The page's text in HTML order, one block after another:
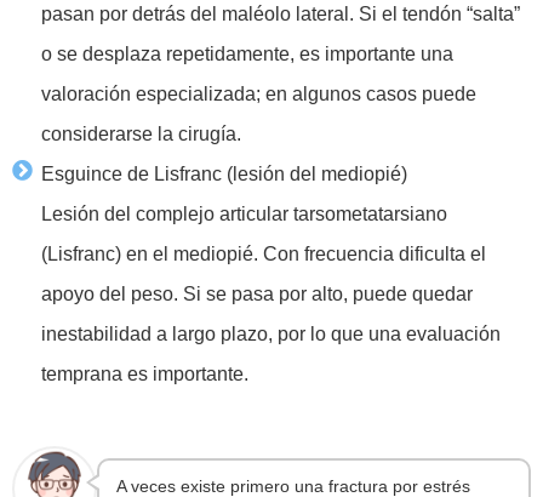
pasan por detrás del maléolo lateral. Si el tendón “salta”
o se desplaza repetidamente, es importante una
valoración especializada; en algunos casos puede
considerarse la cirugía.
Esguince de Lisfranc (lesión del mediopié)
Lesión del complejo articular tarsometatarsiano
(Lisfranc) en el mediopié. Con frecuencia dificulta el
apoyo del peso. Si se pasa por alto, puede quedar
inestabilidad a largo plazo, por lo que una evaluación
temprana es importante.
A veces existe primero una fractura por estrés